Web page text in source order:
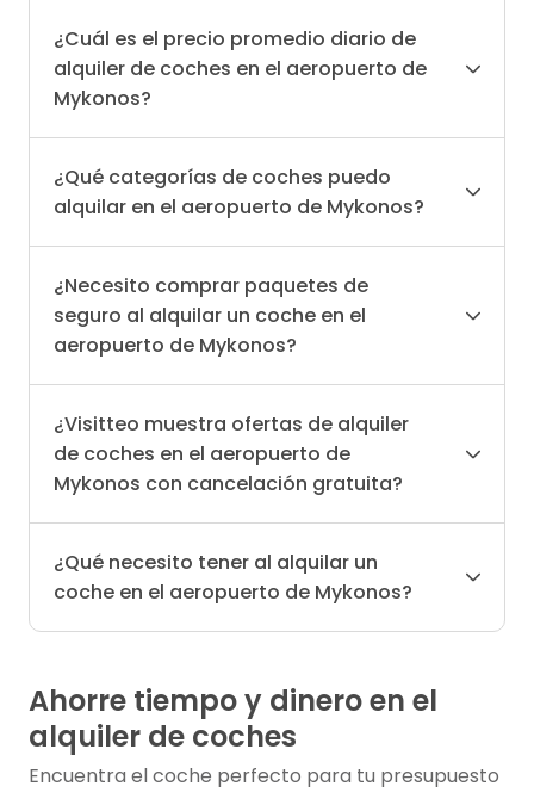
¿Cuál es el precio promedio diario de
alquiler de coches en el aeropuerto de
Mykonos?
¿Qué categorías de coches puedo
alquilar en el aeropuerto de Mykonos?
¿Necesito comprar paquetes de
seguro al alquilar un coche en el
aeropuerto de Mykonos?
¿Visitteo muestra ofertas de alquiler
de coches en el aeropuerto de
Mykonos con cancelación gratuita?
¿Qué necesito tener al alquilar un
coche en el aeropuerto de Mykonos?
Ahorre tiempo y dinero en el
alquiler de coches
Encuentra el coche perfecto para tu presupuesto